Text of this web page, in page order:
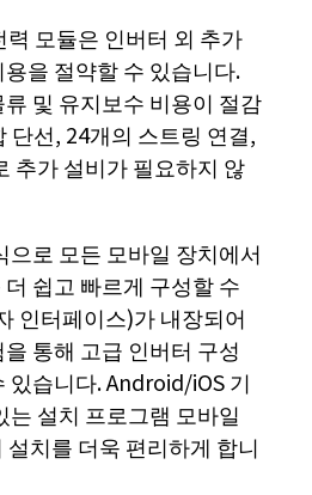
모듈은 인버터 외 추가
을 절약할 수 있습니다.
및 유지보수 비용이 절감
단선, 24개의 스트링 연결,
추가 설비가 필요하지 않
으로 모든 모바일 장치에서
쉽고 빠르게 구성할 수
인터페이스)가 내장되어
통해 고급 인버터 구성
있습니다. Android/iOS 기
는 설치 프로그램 모바일
치를 더욱 편리하게 합니